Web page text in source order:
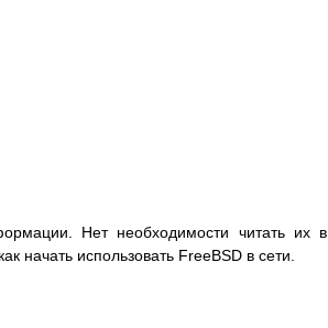
Нет необходимости читать их в
начать использовать FreeBSD в сети.